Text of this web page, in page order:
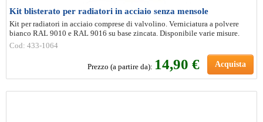
Kit blisterato per radiatori in acciaio senza mensole
Kit per radiatori in acciaio comprese di valvolino. Verniciatura a polvere
bianco RAL 9010 e RAL 9016 su base zincata. Disponibile varie misure.
Cod: 433-1064
Prezzo (a partire da): 14,90 € Acquista